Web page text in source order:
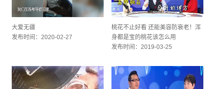
大爱无疆
发布时间：2020-02-27
桃花不止好看 还能美容防衰老！浑
身都是宝的桃花该怎么用
发布时间：2019-03-25